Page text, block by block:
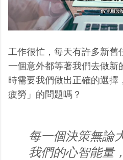
工作很忙，每天有許多新舊
一個意外都等著我們去做新
時需要我們做出正確的選擇
疲勞」的問題嗎？
每一個決策無論
我們的心智能量